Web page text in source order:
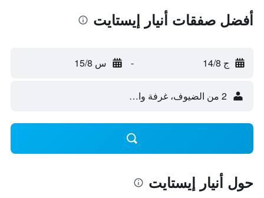
أفضل صفقات أنيار إيستايت
ج 14/8 - س 15/8
2 من الضيوف، غرفة واحدة
حول أنيار إيستايت